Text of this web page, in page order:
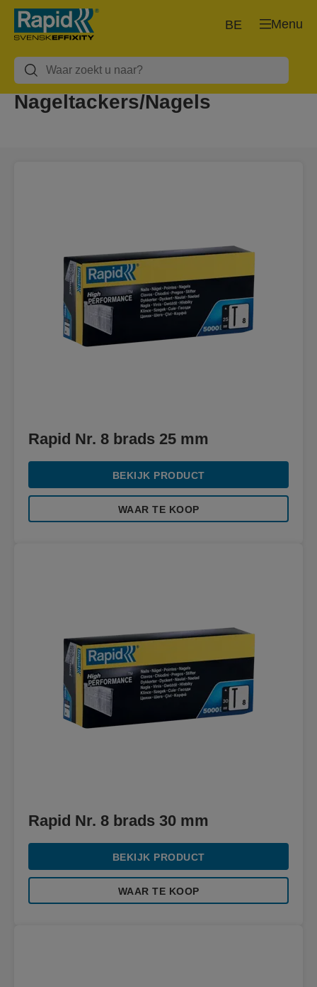
Menu
BE
Nageltackers/Nagels
Rapid Nr. 8 brads 25 mm
BEKIJK PRODUCT
WAAR TE KOOP
Rapid Nr. 8 brads 30 mm
BEKIJK PRODUCT
WAAR TE KOOP